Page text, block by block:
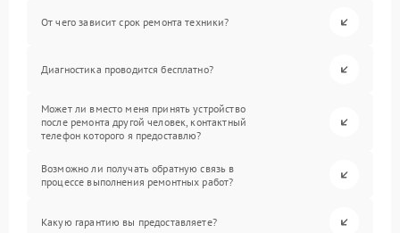
От чего зависит срок ремонта техники?
Диагностика проводится бесплатно?
Может ли вместо меня принять устройство
после ремонта другой человек, контактный
телефон которого я предоставлю?
Возможно ли получать обратную связь в
процессе выполнения ремонтных работ?
Какую гарантию вы предоставляете?